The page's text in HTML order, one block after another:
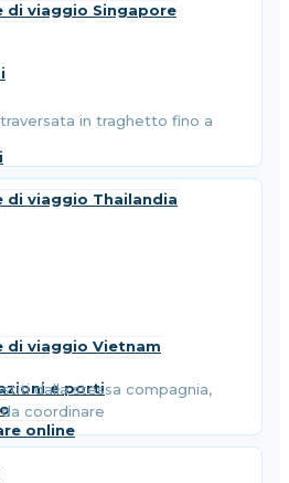
di viaggio Singapore
di viaggio Thailandia
di viaggio Vietnam
e porti
online
in traghetto fino a
dalla stessa compagnia,
coordinare